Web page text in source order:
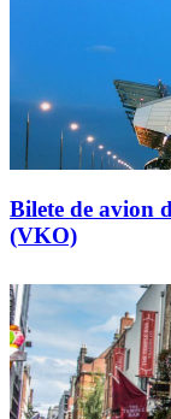
Bilete de avion
(VKO)